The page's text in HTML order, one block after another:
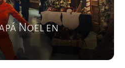
Noel en